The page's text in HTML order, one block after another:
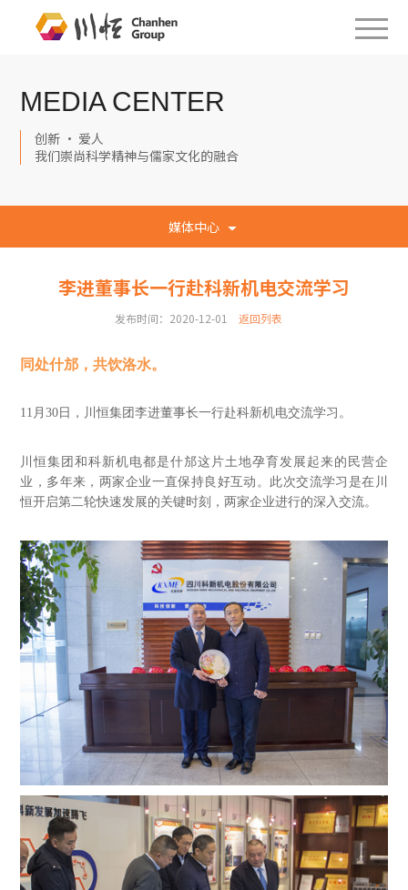
MEDIA CENTER
创新 · 爱人
我们崇尚科学精神与儒家文化的融合
媒体中心
李进董事长一行赴科新机电交流学习
发布时间：2020-12-01 返回列表
同处什邡，共饮洛水。
11月30日，川恒集团李进董事长一行赴科新机电交流学习。
川恒集团和科新机电都是什邡这片土地孕育发展起来的民营企
业，多年来，两家企业一直保持良好互动。此次交流学习是在川
恒开启第二轮快速发展的关键时刻，两家企业进行的深入交流。